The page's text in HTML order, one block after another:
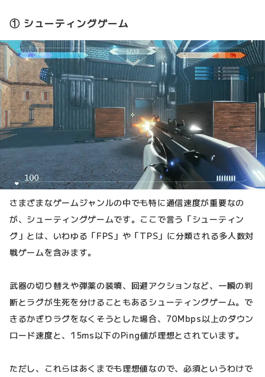
① シューティングゲーム
さまざまなゲームジャンルの中でも特に通信速度が重要なの
が、シューティングゲームです。ここで言う「シューティン
グ」とは、いわゆる「FPS」や「TPS」に分類される多人数対
戦ゲームを含みます。
武器の切り替えや弾薬の装填、回避アクションなど、一瞬の判
断とラグが生死を分けることもあるシューティングゲーム。で
きるかぎりラグをなくそうとした場合、70Mbps以上のダウン
ロード速度と、15ms以下のPing値が理想とされています。
ただし、これらはあくまでも理想値なので、必須というわけで